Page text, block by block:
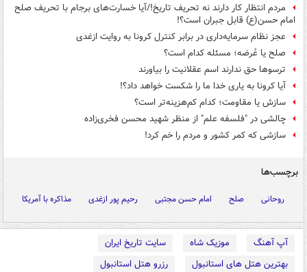
مردم انتظار کار دارند نه تحریف تاریخ!/آیا خسارت‌های برجام با تحریف صلح
امام حسن(ع) قابل جبران است؟!
عجز نظام سرمایه‌داری در برابر کنترل کرونا به روایت ازغدی
صلح یا عُرضه؛ مسئله کدام است؟
ترسوها حق ندارند اسم ‎عقلانیت را بیاورند
آیا کرونا به یاری خدا ما را شکست خواهد داد؟!
سازش یا مقاومت؛ کدام کم‌هزینه‌تر است؟
چالشی در "فلسفه علم" از منظر شهید محسن فخری‌زاده
سازشی که کمر کشور و مردم را خم کرد!
برچسب‌ها
روحانی صلح امام حسن مجتبی رحیم پور ازغدی مذاکره با آمریکا
آپ آهنگ موزیک شاه
سایت تاریخ ایران
بهترین هتل های استانبول
رزرو هتل استانبول